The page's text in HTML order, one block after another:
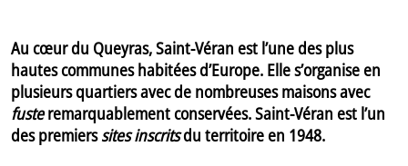
Au cœur du Queyras, Saint-Véran est l’une des plus
hautes communes habitées d’Europe. Elle s’organise en
plusieurs quartiers avec de nombreuses maisons avec
fusteremarquablement conservées. Saint-Véran est l’un
des premierssites inscritsdu territoire en 1948.